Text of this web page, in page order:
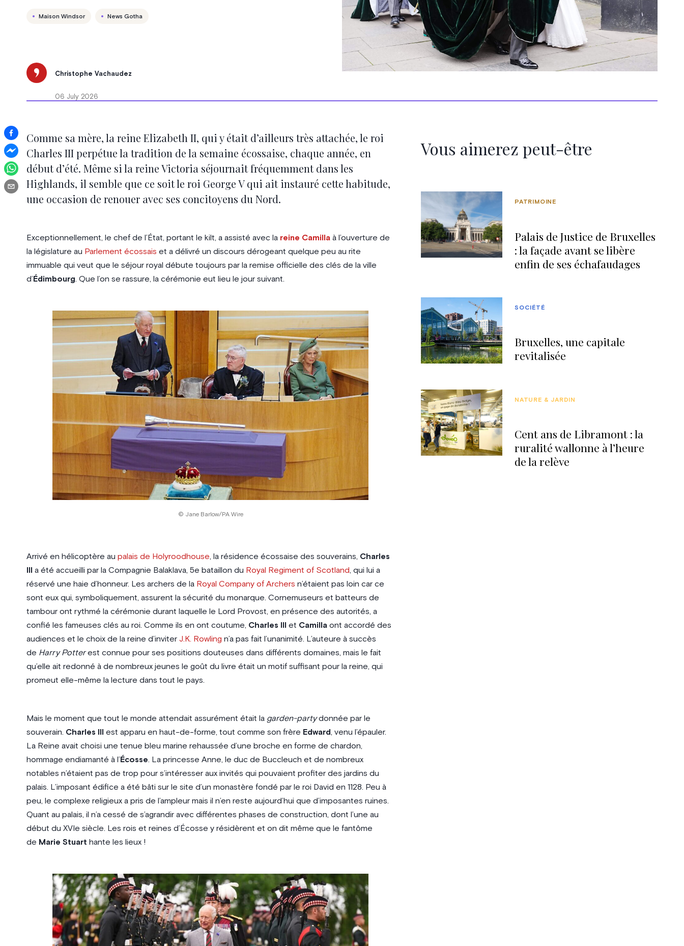
Maison Windsor News Gotha
Christophe Vachaudez
06 July 2026
Comme sa mère, la reine Elizabeth II, qui y était d’ailleurs très attachée, le roi
Charles III perpétue la tradition de la semaine écossaise, chaque année, en
début d’été. Même si la reine Victoria séjournait fréquemment dans les
Highlands, il semble que ce soit le roi George V qui ait instauré cette habitude,
une occasion de renouer avec ses concitoyens du Nord.
Exceptionnellement, le chef de l’État, portant le kilt, a assisté avec la reine Camilla à l’ouverture de
la législature au Parlement écossais et a délivré un discours dérogeant quelque peu au rite
immuable qui veut que le séjour royal débute toujours par la remise officielle des clés de la ville
d’ Édimbourg. Que l’on se rassure, la cérémonie eut lieu le jour suivant.
© Jane Barlow/PA Wire
Arrivé en hélicoptère au palais de Holyroodhouse, la résidence écossaise des souverains, Charles
a été accueilli par la Compagnie Balaklava, 5e bataillon du Royal Regiment of Scotland, qui lui a
réservé une haie d’honneur. Les archers de la Royal Company of Archers n’étaient pas loin car ce
sont eux qui, symboliquement, assurent la sécurité du monarque. Cornemuseurs et batteurs de
tambour ont rythmé la cérémonie durant laquelle le Lord Provost, en présence des autorités, a
confié les fameuses clés au roi. Comme ils en ont coutume, Charles III et Camilla ont accordé des
audiences et le choix de la reine d’inviter J.K. Rowling n’a pas fait l’unanimité. L’auteure à succès
de Harry Potterest connue pour ses positions douteuses dans différents domaines, mais le fait
qu’elle ait redonné à de nombreux jeunes le goût du livre était un motif suffisant pour la reine, qui
promeut elle-même la lecture dans tout le pays.
Mais le moment que tout le monde attendait assurément était la garden-partydonnée par le
souverain. Charles III est apparu en haut-de-forme, tout comme son frère Edward , venu l’épauler.
La Reine avait choisi une tenue bleu marine rehaussée d’une broche en forme de chardon,
hommage endiamanté à l’ Écosse. La princesse Anne, le duc de Buccleuch et de nombreux
notables n’étaient pas de trop pour s’intéresser aux invités qui pouvaient profiter des jardins du
palais. L’imposant édifice a été bâti sur le site d’un monastère fondé par le roi David en 1128. Peu à
peu, le complexe religieux a pris de l’ampleur mais il n’en reste aujourd’hui que d’imposantes ruines.
Quant au palais, il n’a cessé de s’agrandir avec différentes phases de construction, dont l’une au
début du XVIe siècle. Les rois et reines d’Écosse y résidèrent et on dit même que le fantôme
de Marie Stuart hante les lieux !
Vous aimerez peut-être
Palais de Justice de Bruxelles
: la façade avant se libère
enfin de ses échafaudages
PATRIMOINE
Bruxelles, une capitale
revitalisée
SOCIÉTÉ
Cent ans de Libramont : la
ruralité wallonne à l’heure
de la relève
NATURE & JARDIN